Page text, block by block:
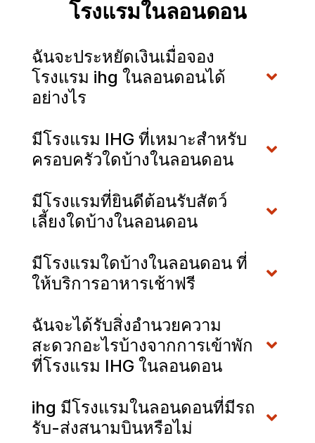
โรงแรมในลอนดอน
ฉันจะประหยัดเงินเมื่อจอง
โรงแรม ihg ในลอนดอนได้
อย่างไร
มีโรงแรม IHG ที่เหมาะสำหรับ
ครอบครัวใดบ้างในลอนดอน
มีโรงแรมที่ยินดีต้อนรับสัตว์
เลี้ยงใดบ้างในลอนดอน
มีโรงแรมใดบ้างในลอนดอน ที่
ให้บริการอาหารเช้าฟรี
ฉันจะได้รับสิ่งอำนวยความ
สะดวกอะไรบ้างจากการเข้าพัก
ที่โรงแรม IHG ในลอนดอน
ihg มีโรงแรมในลอนดอนที่มีรถ
รับ-ส่งสนามบินหรือไม่